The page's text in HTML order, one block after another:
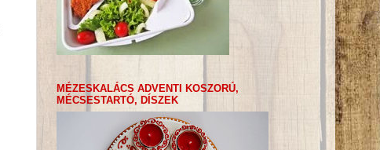
MÉZESKALÁCS ADVENTI KOSZORÚ,
MÉCSESTARTÓ, DÍSZEK